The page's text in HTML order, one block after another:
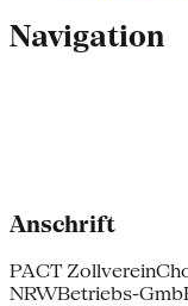
Navigation
Anschrift
PACT Zollverein
NRWBetriebs-